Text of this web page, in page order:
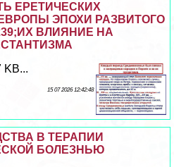
ЕРЕТИЧЕСКИХ
ЭПОХИ РАЗВИТОГО
ВЛИЯНИЕ НА
KB...
15 07 2026 12:42:48
В ТЕРАПИИ
БОЛЕЗНЬЮ